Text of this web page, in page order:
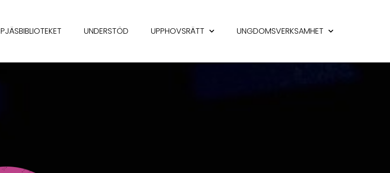
PJÄSBIBLIOTEKET UNDERSTÖD UPPHOVSRÄTT UNGDOMSVERKSAMHET